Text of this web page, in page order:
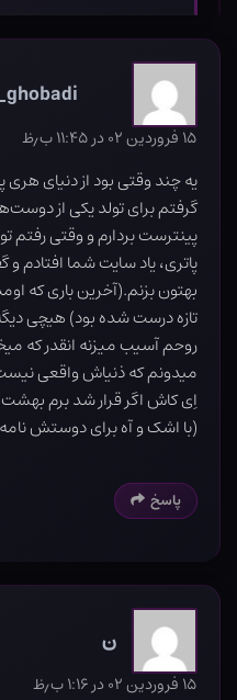
۱۵ فروردین ۰۲ در ۱۱:۴۵ ب٫ظ
یه چند وقتی بود از دنیای هری
گرفتم برای تولد یکی از
پینترست بردارم و وقتی رفتم
پاتری، یاد سایت شما افتادم
بهتون بزنم.(آخرین باری که
تازه درست شده بود) هیچی
روحم آسیب میزنه انقدر که
میدونم که ذنیاش واقعی
اِی کاش اگر قرار شد برم
(با اشک و آه برای دوستش
پاسخ
ن
۱۵ فروردین ۰۲ در ۱:۱۶ ب٫ظ